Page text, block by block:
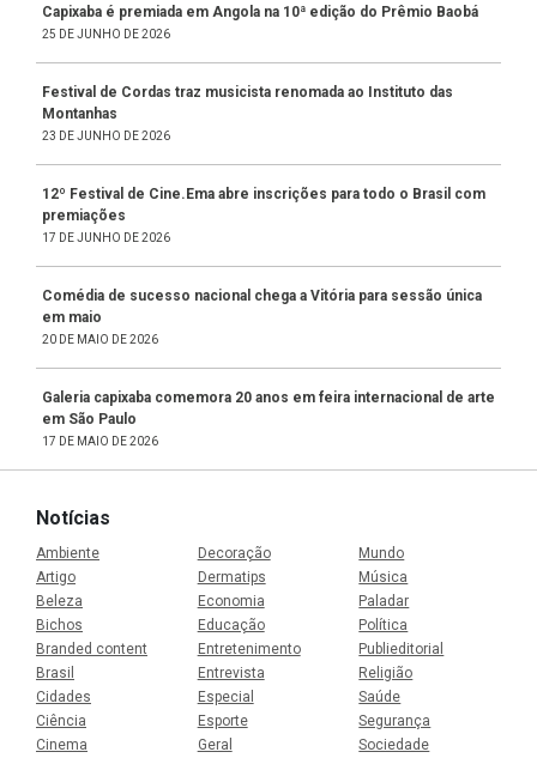
Capixaba é premiada em Angola na 10ª edição do Prêmio Baobá
25 DE JUNHO DE 2026
Festival de Cordas traz musicista renomada ao Instituto das
Montanhas
23 DE JUNHO DE 2026
12º Festival de Cine.Ema abre inscrições para todo o Brasil com
premiações
17 DE JUNHO DE 2026
Comédia de sucesso nacional chega a Vitória para sessão única
em maio
20 DE MAIO DE 2026
Galeria capixaba comemora 20 anos em feira internacional de arte
em São Paulo
17 DE MAIO DE 2026
Notícias
Ambiente
Artigo
Beleza
Bichos
Branded content
Brasil
Cidades
Ciência
Cinema
Decoração
Dermatips
Economia
Educação
Entretenimento
Entrevista
Especial
Esporte
Geral
Mundo
Música
Paladar
Política
Publieditorial
Religião
Saúde
Segurança
Sociedade